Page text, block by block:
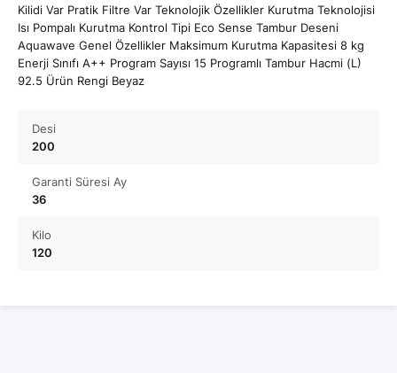
Kilidi Var Pratik Filtre Var Teknolojik Özellikler Kurutma Teknolojisi
Isı Pompalı Kurutma Kontrol Tipi Eco Sense Tambur Deseni
Aquawave Genel Özellikler Maksimum Kurutma Kapasitesi 8 kg
Enerji Sınıfı A++ Program Sayısı 15 Programlı Tambur Hacmi (L)
92.5 Ürün Rengi Beyaz
Desi
200
Garanti Süresi Ay
36
Kilo
120